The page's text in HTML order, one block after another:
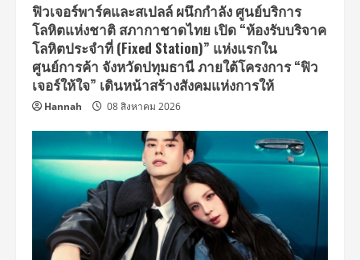
ฟิวเจอร์พาร์คและสเปลล์ ผนึกกำลัง ศูนย์บริการ
โลหิตแห่งชาติ สภากาชาดไทย เปิด “ห้องรับบริจาค
โลหิตประจำที่ (Fixed Station)” แห่งแรกใน
ศูนย์การค้า จังหวัดปทุมธานี ภายใต้โครงการ “ฟิว
เจอร์ให้ใจ” เดินหน้าสร้างสังคมแห่งการให้
Hannah 08 สิงหาคม 2026